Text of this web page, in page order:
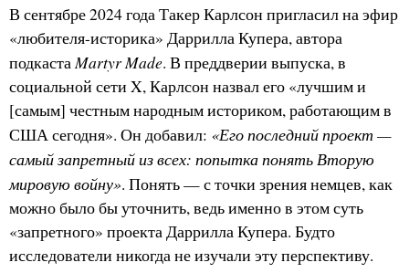
В сентябре 2024 года Такер Карлсон пригласил на эфир
«любителя-историка» Даррилла Купера, автора
подкастаMartyr Made. В преддверии выпуска, в
социальной сети X, Карлсон назвал его «лучшим и
[самым] честным народным историком, работающим в
США сегодня». Он добавил: «Его последний проект —
самый запретный из всех: попытка понять Вторую
мировую войну». Понять — с точки зрения немцев, как
можно было бы уточнить, ведь именно в этом суть
«запретного» проекта Даррилла Купера. Будто
исследователи никогда не изучали эту перспективу.